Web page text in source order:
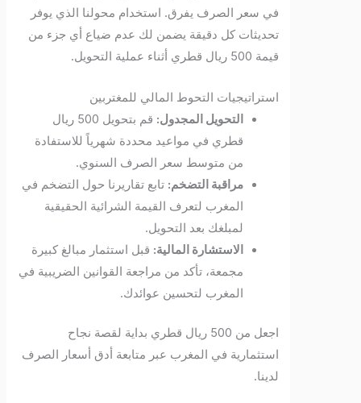
في سعر الصرف يفرق. استخدام محولنا الذي يوفر
تحديثات كل دقيقة يضمن لك عدم ضياع أي جزء من
قيمة 500 ريال قطري أثناء عملية التحويل.
استراتيجيات التحوط المالي للمغتربين
التحويل المجدول:
قم بتحويل 500 ريال
قطري في مواعيد محددة شهرياً للاستفادة
من متوسط سعر الصرف السنوي.
مراقبة التضخم:تابع تقاريرنا حول التضخم في
المغرب لتعرف القيمة الشرائية الحقيقية
لمبلغك بعد التحويل.
الاستشارة المالية:قبل استثمار مبالغ كبيرة
مجمعة، تأكد من مراجعة القوانين الضريبية في
المغرب لتحسين عوائدك.
اجعل من 500 ريال قطري بداية لقصة نجاح
استثمارية في المغرب عبر متابعة أدق أسعار الصرف